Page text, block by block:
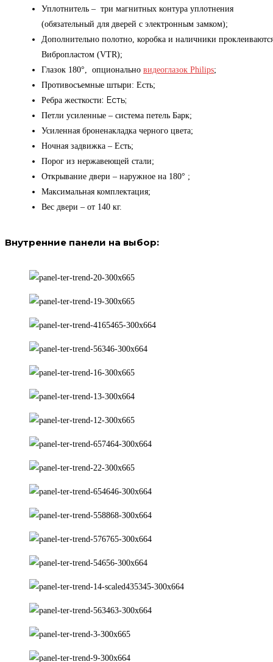
Уплотнитель – три магнитных контура уплотнения
(обязательный для дверей с электронным замком);
Дополнительно полотно, коробка и наличники
Вибропластом (VTR);
Глазок 180°, опционально видеоглазок Philips;
Противосъемные штыри: Есть;
Ребра жесткости: Есть;
Петли усиленные – система петель Барк;
Усиленная броненакладка черного цвета;
Ночная задвижка – Есть;
Порог из нержавеющей стали;
Открывание двери – наружное на 180° ;
Максимальная комплектация;
Вес двери – от 140 кг.
Внутренние панели на выбор: